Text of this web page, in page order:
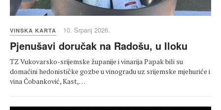
VINSKA KARTA 10. Srpanj 2026.
Pjenušavi doručak na Radošu, u Iloku
TZ Vukovarsko-srijemske županije i vinarija Papak bili su
domaćini hedonističke gozbe u vinogradu uz srijemske mjehuriće i
vina Čobanković, Kast,…